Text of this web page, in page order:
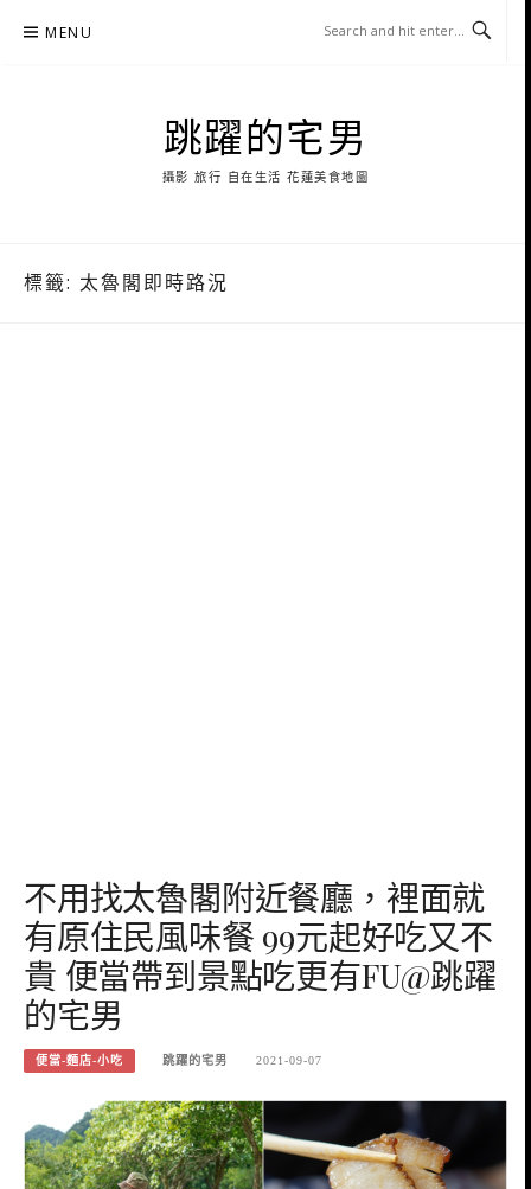
MENU
跳躍的宅男
攝影 旅行 自在生活 花蓮美食地圖
標籤: 太魯閣即時路況
不用找太魯閣附近餐廳，裡面就
有原住民風味餐 99元起好吃又不
貴 便當帶到景點吃更有FU@跳躍
的宅男
便當-麵店-小吃 跳躍的宅男 2021-09-07